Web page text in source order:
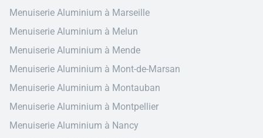
Menuiserie Aluminium à Marseille
Menuiserie Aluminium à Melun
Menuiserie Aluminium à Mende
Menuiserie Aluminium à Mont-de-Marsan
Menuiserie Aluminium à Montauban
Menuiserie Aluminium à Montpellier
Menuiserie Aluminium à Nancy